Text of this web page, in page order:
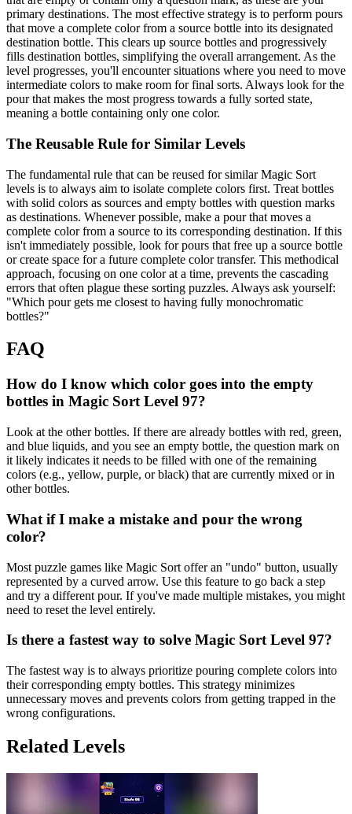
primary destinations. The most effective strategy is to perform pours
that move a complete color from a source bottle into its designated
destination bottle. This clears up source bottles and progressively
fills destination bottles, simplifying the overall arrangement. As the
level progresses, you'll encounter situations where you need to move
intermediate colors to make room for final sorts. Always look for the
pour that makes the most progress towards a fully sorted state,
meaning a bottle containing only one color.
The Reusable Rule for Similar Levels
The fundamental rule that can be reused for similar Magic Sort
levels is to always aim to isolate complete colors first. Treat bottles
with solid colors as sources and empty bottles with question marks
as destinations. Whenever possible, make a pour that moves a
complete color from a source to its corresponding destination. If this
isn't immediately possible, look for pours that free up a source bottle
or create space for a future complete color transfer. This methodical
approach, focusing on one color at a time, prevents the cascading
errors that often plague these sorting puzzles. Always ask yourself:
"Which pour gets me closest to having fully monochromatic
bottles?"
FAQ
How do I know which color goes into the empty
bottles in Magic Sort Level 97?
Look at the other bottles. If there are already bottles with red, green,
and blue liquids, and you see an empty bottle, the question mark on
it likely indicates it needs to be filled with one of the remaining
colors (e.g., yellow, purple, or black) that are currently mixed or in
other bottles.
What if I make a mistake and pour the wrong
color?
Most puzzle games like Magic Sort offer an "undo" button, usually
represented by a curved arrow. Use this feature to go back a step
and try a different pour. If you've made multiple mistakes, you might
need to reset the level entirely.
Is there a fastest way to solve Magic Sort Level 97?
The fastest way is to always prioritize pouring complete colors into
their corresponding empty bottles. This strategy minimizes
unnecessary moves and prevents colors from getting trapped in the
wrong configurations.
Related Levels